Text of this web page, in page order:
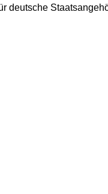
deutsche